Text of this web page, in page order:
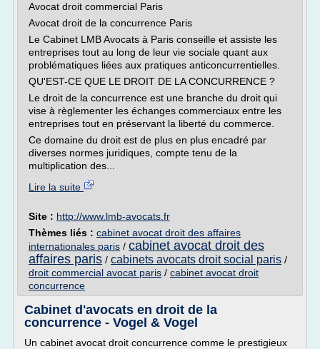
Avocat droit commercial Paris
Avocat droit de la concurrence Paris
Le Cabinet LMB Avocats à Paris conseille et assiste les
entreprises tout au long de leur vie sociale quant aux
problématiques liées aux pratiques anticoncurrentielles.
QU'EST-CE QUE LE DROIT DE LA CONCURRENCE ?
Le droit de la concurrence est une branche du droit qui
vise à règlementer les échanges commerciaux entre les
entreprises tout en préservant la liberté du commerce.
Ce domaine du droit est de plus en plus encadré par
diverses normes juridiques, compte tenu de la
multiplication des...
Lire la suite
Site : http://www.lmb-avocats.fr
Thèmes liés : cabinet avocat droit des affaires
internationales paris / cabinet avocat droit des
affaires paris / cabinets avocats droit social paris /
droit commercial avocat paris / cabinet avocat droit
concurrence
Cabinet d'avocats en droit de la
concurrence - Vogel & Vogel
Un cabinet avocat droit concurrence comme le prestigieux